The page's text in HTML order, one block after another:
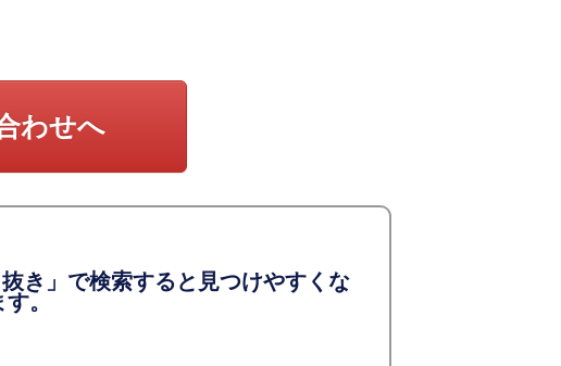
わせへ
き」で検索すると見つけやすくな
。